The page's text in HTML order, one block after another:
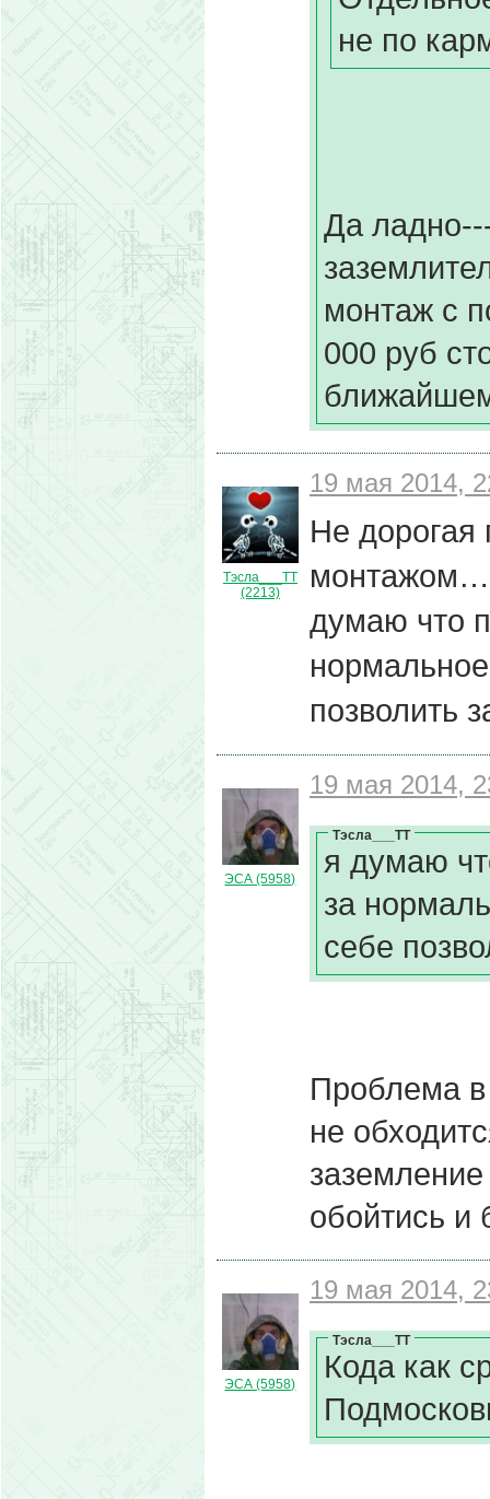
не по
Да
монтаж с
000 руб
Тэсла___ТТ
(2213)
19 мая 2014,
Не дорогая
думаю что
позволить
ЭСА (5958)
19 мая 2014,
Тэсла___ТТ
я думаю
за
себе
Проблема в
не
заземление
обойтись и
ЭСА (5958)
19 мая 2014,
Тэсла___ТТ
Кода как